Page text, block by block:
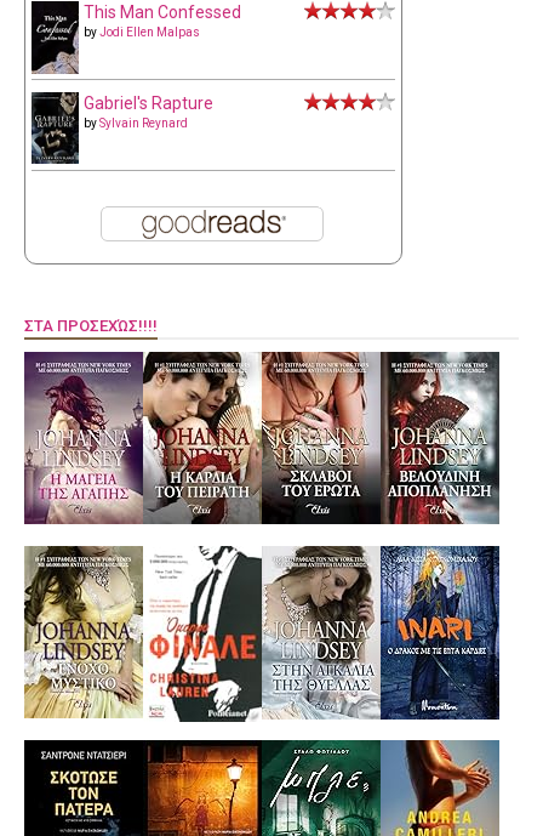
This Man Confessed
byJodi Ellen Malpas
Gabriel's Rapture
bySylvain Reynard
ΣΤΑ ΠΡΟΣΕΧΏΣ!!!!